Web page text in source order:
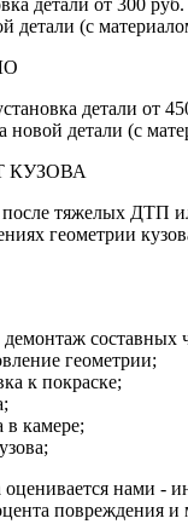
детали от 300 руб.
детали (с
детали от
новой детали (с
после тяжелых ДТП
геометрии
демонтаж составных
геометрии;
к покраске;
в камере;
оценивается нами -
повреждения и